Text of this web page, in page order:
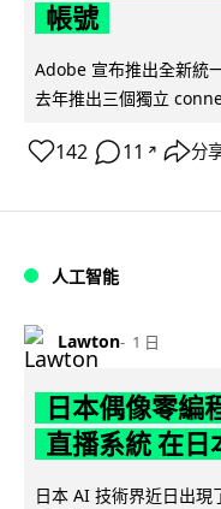
帳號
Adobe 宣布推出全新統
去年推出三個獨立
142 11 ↗ 分
人工智能
Lawton 1 日
日本偶像零編
直播系統 在日
日本 AI 技術界近日出